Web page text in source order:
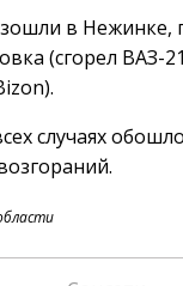
в Нежинке,
(сгорел
случаях